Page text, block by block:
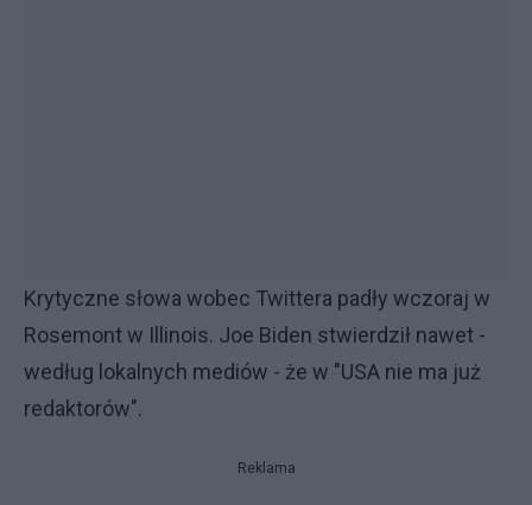
Krytyczne słowa wobec Twittera padły wczoraj w
Rosemont w Illinois. Joe Biden stwierdził nawet -
według lokalnych mediów - że w "USA nie ma już
redaktorów".
Reklama